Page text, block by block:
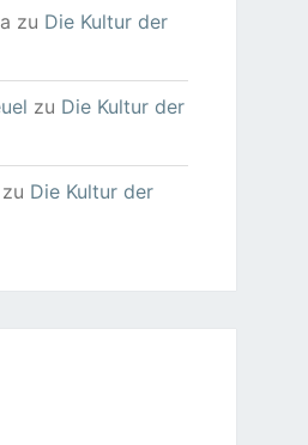
zu Die Kultur der
zu Die Kultur der
Die Kultur der